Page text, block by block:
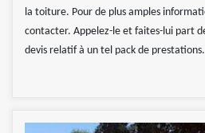
la toiture. Pour de plus amples
contacter. Appelez-le et faites-lui part
devis relatif à un tel pack de prestations.